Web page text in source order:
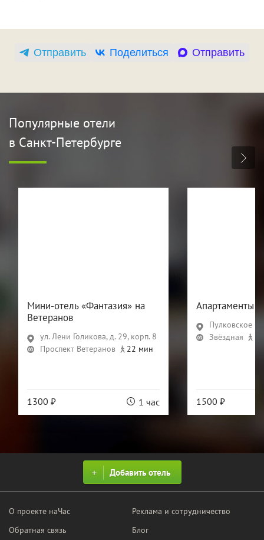
Отправить Поделиться Отправить
Популярные отели
в Санкт-Петербурге
Мини-отель «Фантазия» на
Ветеранов
ул. Лени Голикова, д. 29, корп. 8
Проспект Ветеранов
22 мин
1300 ₽ 1 час
Апартаменты
Пулковское
Звёздная
1500 ₽
Добавить отель
О проекте наЧас
Обратная связь
Реклама и сотрудничество
Блог